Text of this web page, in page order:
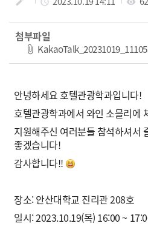
첨부파일
안녕하세요 호텔관광학과입니다!
호텔관광학과에서 와인 소믈리에
지원해주신 여러분들 참석하셔서
좋겠습니다!
감사합니다!!
장소: 안산대학교 진리관 208호
일시: 2023.10.19(목) 16:00 ~